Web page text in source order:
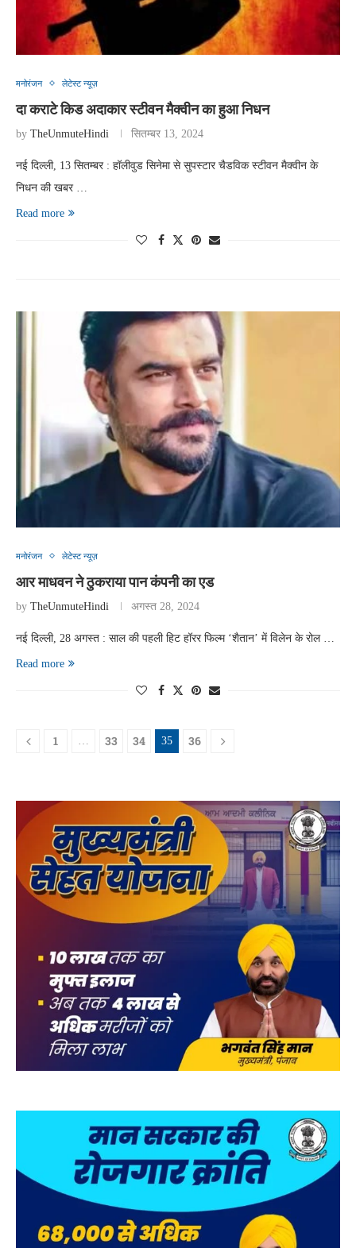
मनोरंजन लेटेस्ट न्यूज़
दा कराटे किड अदाकार स्टीवन मैक्वीन का हुआ निधन
by TheUnmuteHindi सितम्बर 13, 2024
नई दिल्ली, 13 सितम्बर : हॉलीवुड सिनेमा से सुपस्टार चैडविक स्टीवन मैक्वीन के
निधन की खबर …
Read more
मनोरंजन लेटेस्ट न्यूज़
आर माधवन ने ठुकराया पान कंपनी का एड
by TheUnmuteHindi अगस्त 28, 2024
नई दिल्ली, 28 अगस्त : साल की पहली हिट हॉरर फिल्म ‘शैतान’ में विलेन के रोल …
Read more
1 33 34 35 36